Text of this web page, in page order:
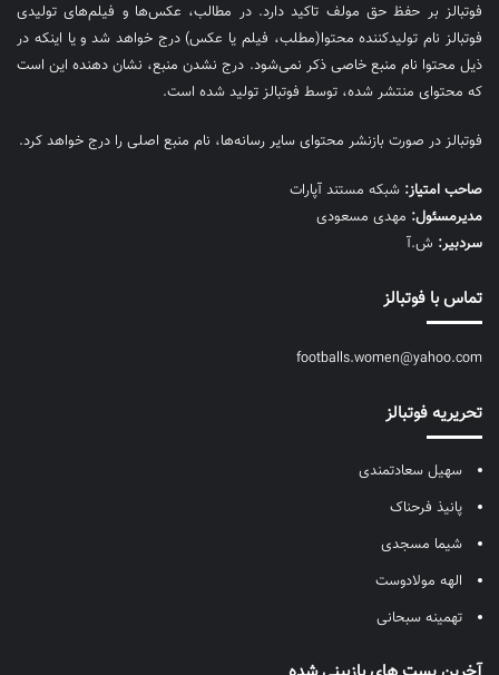
فوتبالز بر حفظ حق مولف تاکید دارد. در مطالب، عکس‌ها و فیلم‌های تولیدی
فوتبالز نام تولیدکننده محتوا(مطلب، فیلم یا عکس) درج خواهد شد و یا اینکه در
ذیل محتوا نام منبع خاصی ذکر نمی‌‎شود. درج نشدن منبع، نشان دهنده این است
که محتوای منتشر شده، توسط فوتبالز تولید شده است.
فوتبالز در صورت بازنشر محتوای سایر رسانه‌ها، نام منبع اصلی را درج خواهد کرد.
صاحب امتیاز: شبکه مستند آپارات
مديرمسئول: مهدی مسعودی
سردبیر: ش.آ
تماس با فوتبالز
footballs.women@yahoo.com
تحریریه فوتبالز
سهیل سعادتمندی
پانیذ فرحناک
شیما مسجدی
الهه مولادوست
تهمینه سبحانی